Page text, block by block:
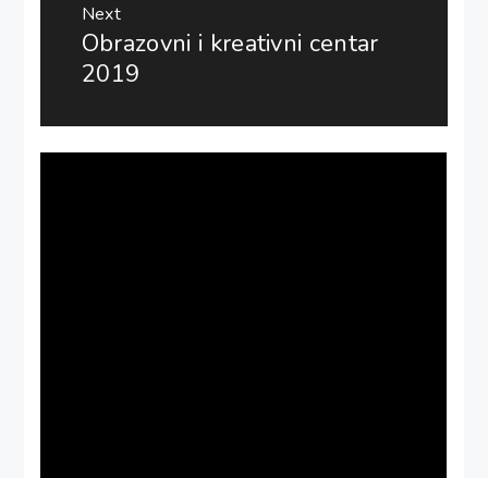
Next
Next
post:
Obrazovni i kreativni centar
2019